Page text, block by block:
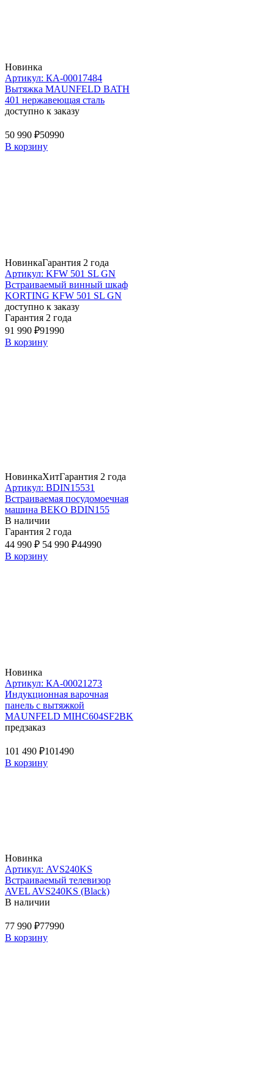
Новинка
Артикул: КА-00017484
Вытяжка MAUNFELD BATH
401 нержавеющая сталь
доступно к заказу
50 990 ₽50990
В корзину
НовинкаГарантия 2 года
Артикул: KFW 501 SL GN
Встраиваемый винный шкаф
KORTING KFW 501 SL GN
доступно к заказу
Гарантия 2 года
91 990 ₽91990
В корзину
НовинкаХитГарантия 2 года
Артикул: BDIN15531
Встраиваемая посудомоечная
машина BEKO BDIN155
В наличии
Гарантия 2 года
44 990 ₽ 54 990 ₽44990
В корзину
Новинка
Артикул: КА-00021273
Индукционная варочная
панель с вытяжкой
MAUNFELD MIHC604SF2BK
предзаказ
101 490 ₽101490
В корзину
Новинка
Артикул: AVS240KS
Встраиваемый телевизор
AVEL AVS240KS (Black)
В наличии
77 990 ₽77990
В корзину